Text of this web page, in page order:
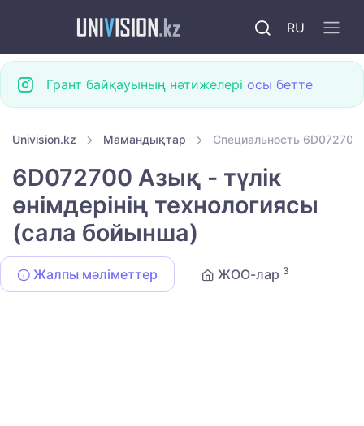
RU
Грант байқауының нәтижелері осы бетте
Univision.kz Мамандықтар Специальность 6D072700
6D072700 Азық - түлік
өнімдерінің технологиясы
(сала бойынша)
Жалпы мәліметтер ЖОО-лар 3